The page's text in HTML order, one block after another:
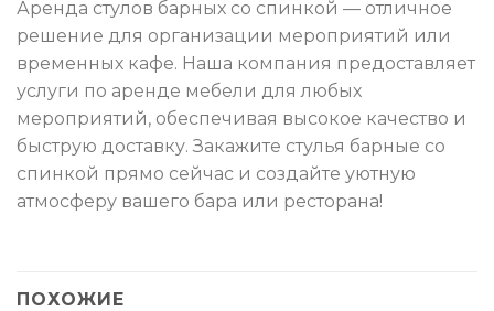
Аренда стулов барных со спинкой — отличное
решение для организации мероприятий или
временных кафе. Наша компания предоставляет
услуги по аренде мебели для любых
мероприятий, обеспечивая высокое качество и
быструю доставку. Закажите стулья барные со
спинкой прямо сейчас и создайте уютную
атмосферу вашего бара или ресторана!
ПОХОЖИЕ